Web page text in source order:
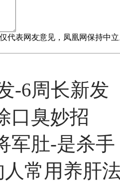
代表网友意见，凤凰网保持中
-6周长新发
口臭妙招
军肚-是杀手
常用养肝